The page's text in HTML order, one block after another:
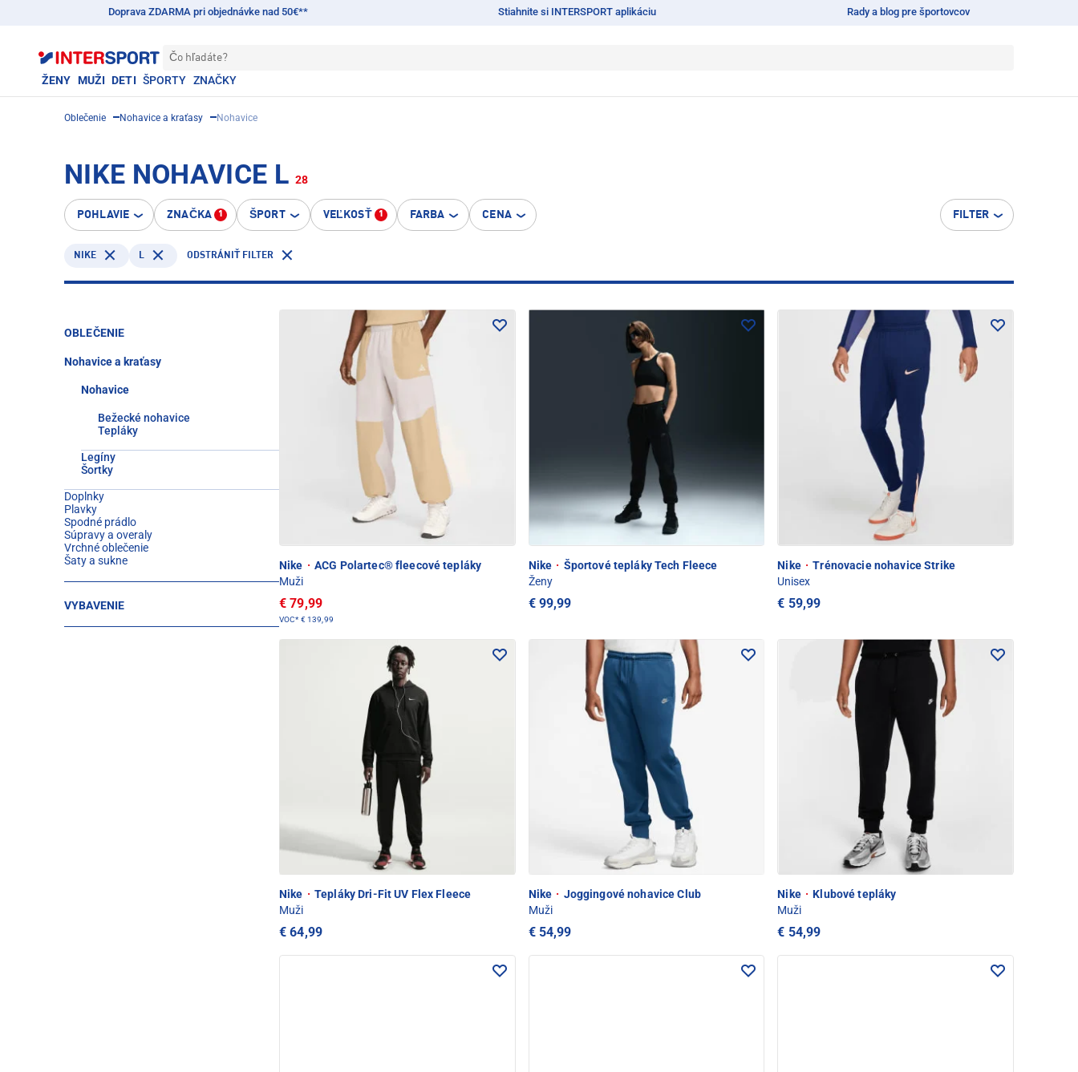
Doprava ZDARMA pri objednávke nad 50€** Stiahnite si INTERSPORT aplikáciu Rady a blog pre športovcov
Čo hľadáte?
ŽENY MUŽI DETI ŠPORTY ZNAČKY
Oblečenie Nohavice a kraťasy Nohavice
NIKE NOHAVICE L 28
POHLAVIE ZNAČKA 1 ŠPORT VEĽKOSŤ 1 FARBA CENA FILTER
NIKE L ODSTRÁNIŤ FILTER
OBLEČENIE
Nohavice a kraťasy
Nohavice
Bežecké nohavice
Tepláky
Legíny
Šortky
Doplnky
Plavky
Spodné prádlo
Súpravy a overaly
Vrchné oblečenie
Šaty a sukne
VYBAVENIE
Nike · ACG Polartec® fleecové tepláky
Muži
€ 79,99
VOC* € 139,99
Nike · Športové tepláky Tech Fleece
Ženy
€ 99,99
Nike · Trénovacie nohavice Strike
Unisex
€ 59,99
Nike · Tepláky Dri-Fit UV Flex Fleece
Muži
€ 64,99
Nike · Joggingové nohavice Club
Muži
€ 54,99
Nike · Klubové tepláky
Muži
€ 54,99